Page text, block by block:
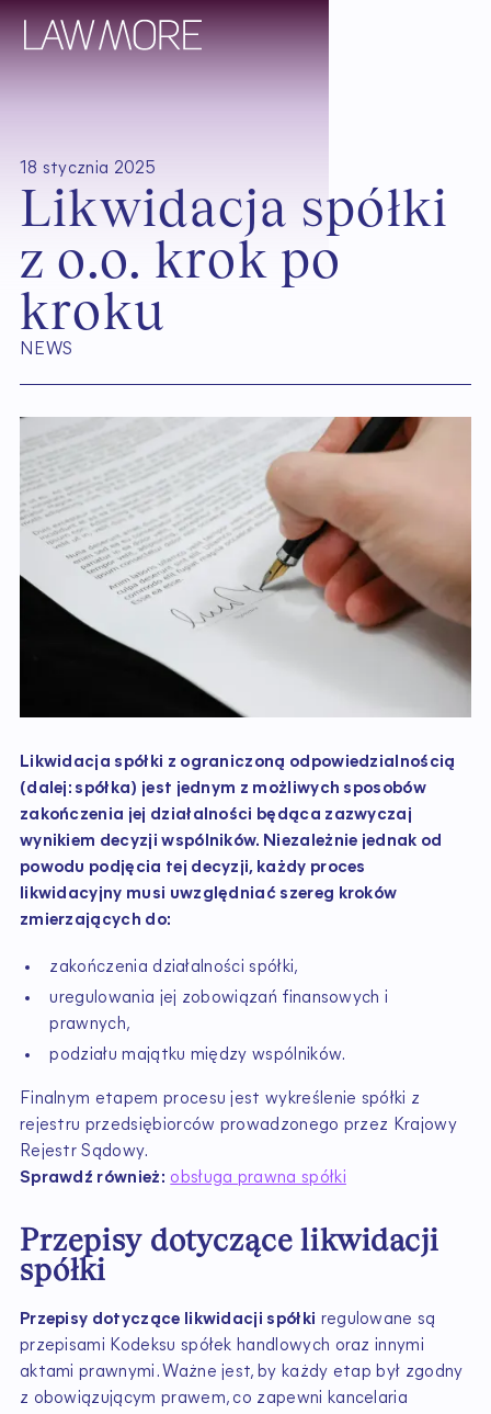
18 stycznia 2025
Likwidacja spółki
z o.o. krok po
kroku
NEWS
Likwidacja spółki z ograniczoną odpowiedzialnością
(dalej: spółka) jest jednym z możliwych sposobów
zakończenia jej działalności będąca zazwyczaj
wynikiem decyzji wspólników. Niezależnie jednak od
powodu podjęcia tej decyzji, każdy proces
likwidacyjny musi uwzględniać szereg kroków
zmierzających do:
zakończenia działalności spółki,
uregulowania jej zobowiązań finansowych i
prawnych,
podziału majątku między wspólników.
Finalnym etapem procesu jest wykreślenie spółki z
rejestru przedsiębiorców prowadzonego przez Krajowy
Rejestr Sądowy.
Sprawdź również: obsługa prawna spółki
Przepisy dotyczące likwidacji
spółki
Przepisy dotyczące likwidacji spółki regulowane są
przepisami Kodeksu spółek handlowych oraz innymi
aktami prawnymi. Ważne jest, by każdy etap był zgodny
z obowiązującym prawem, co zapewni kancelaria